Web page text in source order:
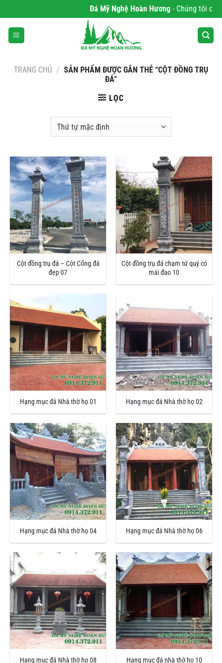
qua
nội
dung
Đá Mỹ Nghệ Hoàn Hương- Chúng tôi
TRANG CHỦ / SẢN PHẨM ĐƯỢC GẮN THẺ “CỘT ĐỒNG TRỤ
ĐÁ”
LỌC
Cột đồng trụ đá – Cột Cổng đá
đẹp 07
Cột đồng trụ đá chạm tứ quý có
mái đao 10
Hạng mục đá Nhà thờ họ 01 Hạng mục đá Nhà thờ họ 02
Hạng mục đá Nhà thờ họ 04 Hạng mục đá Nhà thờ họ 06
Hạng mục đá Nhà thờ họ 08 Hạng mục đá nhà thờ họ 10